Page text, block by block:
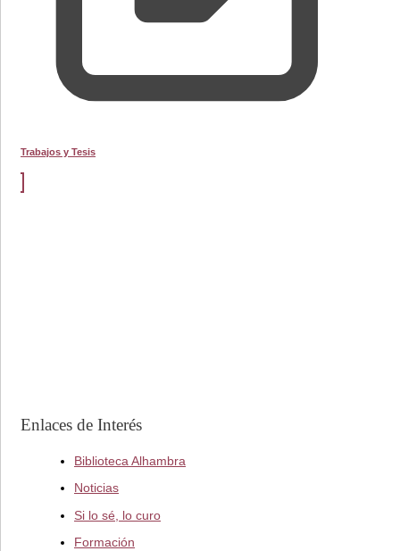
Trabajos y Tesis
Enlaces de Interés
Biblioteca Alhambra
Noticias
Si lo sé, lo curo
Formación